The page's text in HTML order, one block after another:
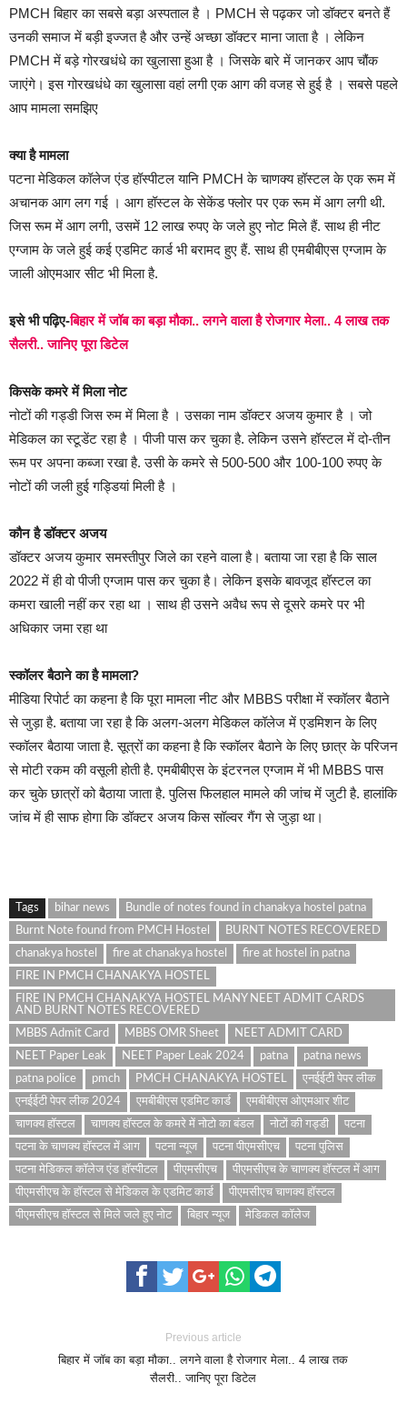
PMCH बिहार का सबसे बड़ा अस्पताल है । PMCH से पढ़कर जो डॉक्टर बनते हैं
उनकी समाज में बड़ी इज्जत है और उन्हें अच्छा डॉक्टर माना जाता है । लेकिन
PMCH में बड़े गोरखधंधे का खुलासा हुआ है । जिसके बारे में जानकर आप चौंक
जाएंगे। इस गोरखधंधे का खुलासा वहां लगी एक आग की वजह से हुई है । सबसे पहले
आप मामला समझिए
क्या है मामला
पटना मेडिकल कॉलेज एंड हॉस्पीटल यानि PMCH के चाणक्य हॉस्टल के एक रूम में
अचानक आग लग गई । आग हॉस्टल के सेकेंड फ्लोर पर एक रूम में आग लगी थी.
जिस रूम में आग लगी, उसमें 12 लाख रुपए के जले हुए नोट मिले हैं. साथ ही नीट
एग्जाम के जले हुई कई एडमिट कार्ड भी बरामद हुए हैं. साथ ही एमबीबीएस एग्जाम के
जाली ओएमआर सीट भी मिला है.
इसे भी पढ़िए-बिहार में जॉब का बड़ा मौका.. लगने वाला है रोजगार मेला.. 4 लाख तक
सैलरी.. जानिए पूरा डिटेल
किसके कमरे में मिला नोट
नोटों की गड्डी जिस रुम में मिला है । उसका नाम डॉक्टर अजय कुमार है । जो
मेडिकल का स्टूडेंट रहा है । पीजी पास कर चुका है. लेकिन उसने हॉस्टल में दो-तीन
रूम पर अपना कब्जा रखा है. उसी के कमरे से 500-500 और 100-100 रुपए के
नोटों की जली हुई गड्डियां मिली है ।
कौन है डॉक्टर अजय
डॉक्टर अजय कुमार समस्तीपुर जिले का रहने वाला है। बताया जा रहा है कि साल
2022 में ही वो पीजी एग्जाम पास कर चुका है। लेकिन इसके बावजूद हॉस्टल का
कमरा खाली नहीं कर रहा था । साथ ही उसने अवैध रूप से दूसरे कमरे पर भी
अधिकार जमा रहा था
स्कॉलर बैठाने का है मामला?
मीडिया रिपोर्ट का कहना है कि पूरा मामला नीट और MBBS परीक्षा में स्कॉलर बैठाने
से जुड़ा है. बताया जा रहा है कि अलग-अलग मेडिकल कॉलेज में एडमिशन के लिए
स्कॉलर बैठाया जाता है. सूत्रों का कहना है कि स्कॉलर बैठाने के लिए छात्र के परिजन
से मोटी रकम की वसूली होती है. एमबीबीएस के इंटरनल एग्जाम में भी MBBS पास
कर चुके छात्रों को बैठाया जाता है. पुलिस फिलहाल मामले की जांच में जुटी है. हालांकि
जांच में ही साफ होगा कि डॉक्टर अजय किस सॉल्वर गैंग से जुड़ा था।
Tags bihar news
Bundle of notes found in chanakya hostel patna
Burnt Note found from PMCH Hostel
BURNT NOTES RECOVERED
chanakya hostel
fire at chanakya hostel
fire at hostel in patna
FIRE IN PMCH CHANAKYA HOSTEL
FIRE IN PMCH CHANAKYA HOSTEL MANY NEET ADMIT CARDS
AND BURNT NOTES RECOVERED
MBBS Admit Card
MBBS OMR Sheet
NEET ADMIT CARD
NEET Paper Leak
NEET Paper Leak 2024 patna
patna news
patna police
pmch PMCH CHANAKYA HOSTEL
एनईईटी पेपर लीक
एनईईटी पेपर लीक 2024
एमबीबीएस एडमिट कार्ड
एमबीबीएस ओएमआर शीट
चाणक्य हॉस्टल
चाणक्य हॉस्टल के कमरे में नोटो का बंडल नोटों की गड्डी
पटना
पटना के चाणक्य हॉस्टल में आग
पटना न्यूज पटना पीएमसीएच
पटना पुलिस
पटना मेडिकल कॉलेज एंड हॉस्पीटल
पीएमसीएच
पीएमसीएच के चाणक्य हॉस्टल में आग
पीएमसीएच के हॉस्टल से मेडिकल के एडमिट कार्ड
पीएमसीएच चाणक्य हॉस्टल
पीएमसीएच हॉस्टल से मिले जले हुए नोट
बिहार न्यूज मेडिकल कॉलेज
Previous article
बिहार में जॉब का बड़ा मौका.. लगने वाला है रोजगार मेला.. 4 लाख तक
सैलरी.. जानिए पूरा डिटेल